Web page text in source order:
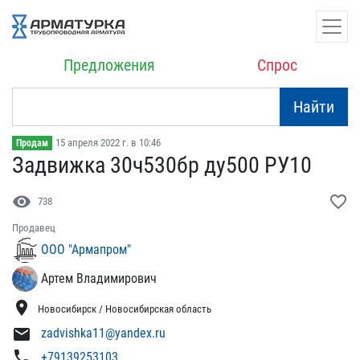
Предложения Спрос
Найти
Продам 15 апреля 2022 г. в 10:46
Задвижка 30ч530бр ду500 ​РУ10
visibility 738 favorite_border
Продавец
ООО "Армапром"
Артем Владимирович
location_on Новосибирск / Новосибирская область
mail zadvishka11@yandex.ru